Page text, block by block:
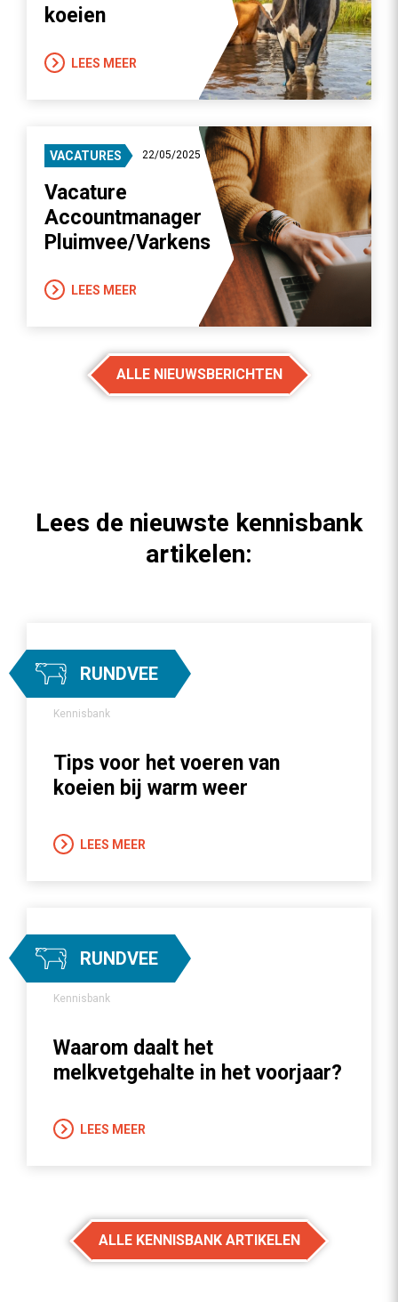
koeien
LEES MEER
VACATURES 22/05/2025
Vacature
Accountmanager
Pluimvee/Varkens
LEES MEER
ALLE NIEUWSBERICHTEN
Lees de nieuwste kennisbank
artikelen:
RUNDVEE
Kennisbank
Tips voor het voeren van
koeien bij warm weer
LEES MEER
RUNDVEE
Kennisbank
Waarom daalt het
melkvetgehalte in het voorjaar?
LEES MEER
ALLE KENNISBANK ARTIKELEN